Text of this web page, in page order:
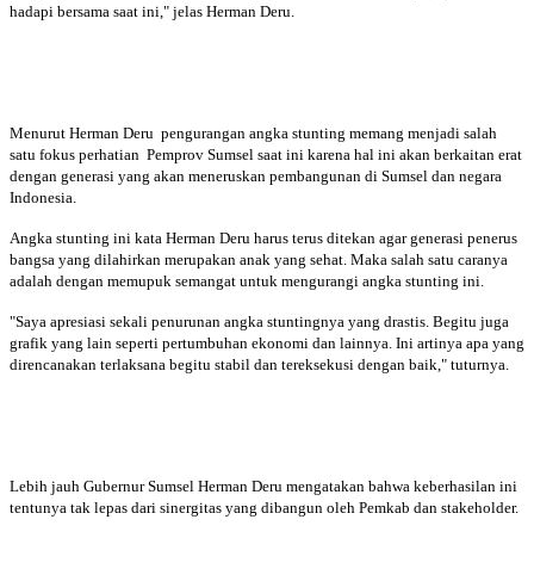
hadapi bersama saat ini," jelas Herman Deru.
Menurut Herman Deru pengurangan angka stunting memang menjadi salah
satu fokus perhatian Pemprov Sumsel saat ini karena hal ini akan berkaitan erat
dengan generasi yang akan meneruskan pembangunan di Sumsel dan negara
Indonesia.
Angka stunting ini kata Herman Deru harus terus ditekan agar generasi penerus
bangsa yang dilahirkan merupakan anak yang sehat. Maka salah satu caranya
adalah dengan memupuk semangat untuk mengurangi angka stunting ini.
"Saya apresiasi sekali penurunan angka stuntingnya yang drastis. Begitu juga
grafik yang lain seperti pertumbuhan ekonomi dan lainnya. Ini artinya apa yang
direncanakan terlaksana begitu stabil dan tereksekusi dengan baik," tuturnya.
Lebih jauh Gubernur Sumsel Herman Deru mengatakan bahwa keberhasilan ini
tentunya tak lepas dari sinergitas yang dibangun oleh Pemkab dan stakeholder.